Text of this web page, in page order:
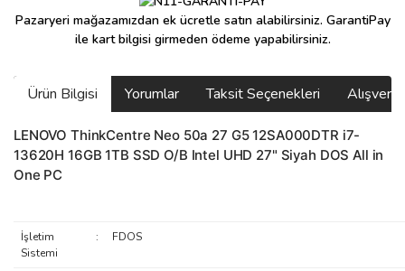
Pazaryeri mağazamızdan ek ücretle satın alabilirsiniz. GarantiPay
ile kart bilgisi girmeden ödeme yapabilirsiniz.
Ürün Bilgisi Yorumlar Taksit Seçenekleri
LENOVO ThinkCentre Neo 50a 27 G5 12SA000DTR i7-
13620H 16GB 1TB SSD O/B Intel UHD 27" Siyah DOS All in
One PC
İşletim
Sistemi
: FDOS